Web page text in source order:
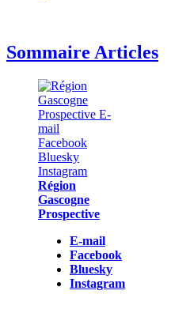
Sommaire Articles
Région
Gascogne
Prospective
E-mail
Facebook
Bluesky
Instagram